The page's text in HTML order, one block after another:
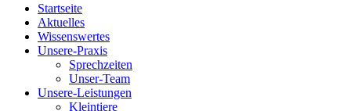
Startseite
Aktuelles
Wissenswertes
Unsere-Praxis
Sprechzeiten
Unser-Team
Unsere-Leistungen
Kleintiere